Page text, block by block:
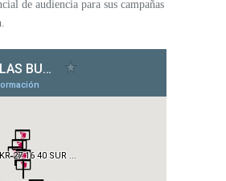
de audiencia para sus campañas